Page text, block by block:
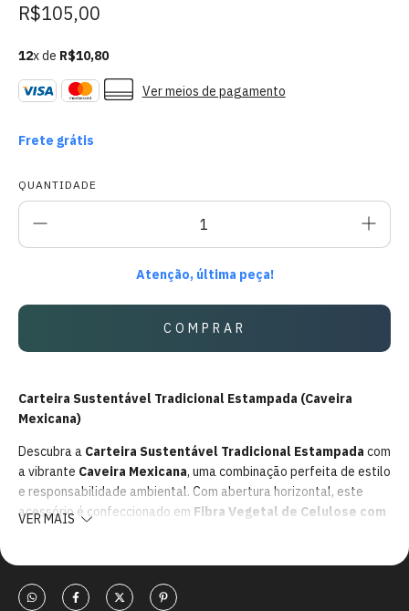
R$105,00
12x de R$10,80
Ver meios de pagamento
Frete grátis
QUANTIDADE
Atenção, última peça!
Carteira Sustentável Tradicional Estampada (Caveira
Mexicana)
Descubra a Carteira Sustentável Tradicional Estampada com
a vibrante Caveira Mexicana, uma combinação perfeita de estilo
e responsabilidade ambiental. Com abertura horizontal, este
acessório é confeccionado em Fibra Vegetal de Celulose com
Características:
VER MAIS